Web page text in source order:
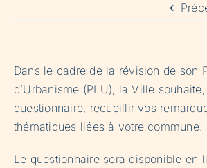
Dans le cadre de la révision de son
d’Urbanisme (PLU), la Ville
questionnaire, recueillir vos
thématiques liées à votre commune.
Le questionnaire sera disponible en